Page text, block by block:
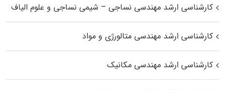
کارشناسی ارشد مهندسی نساجی – شیمی نساجی و علوم الیاف
کارشناسی ارشد مهندسی متالورژی و مواد
کارشناسی ارشد مهندسی مکانیک